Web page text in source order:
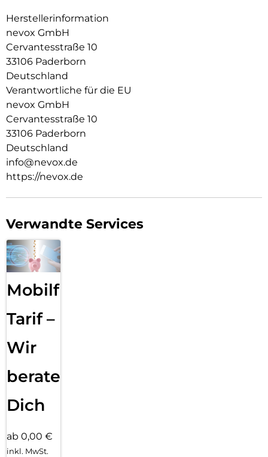
Durch die spezielle Beschichtung behält ihr Smartphone die
Griffigkeit und wirkt edel.
Die Anschlüsse, Knöpfe und Kamera bleiben voll zugänglich.
Hochwertiges Schmutzabweisendes Material und
Schockproof durch eingearbeitete Luftpolster in den Ecken.
Herstellerinformation
nevox GmbH
Cervantesstraße 10
33106 Paderborn
Deutschland
Verantwortliche für die EU
nevox GmbH
Cervantesstraße 10
33106 Paderborn
Deutschland
info@nevox.de
https://nevox.de
Verwandte Services
Mobilfunk
Tarif –
Wir
beraten
Dich
ab 0,00 €
inkl. MwSt.